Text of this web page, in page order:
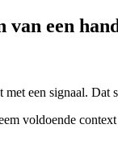
een
een signaal. Dat
voldoende